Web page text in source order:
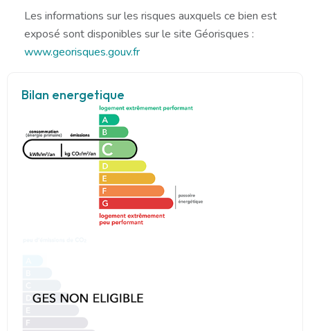
Les informations sur les risques auxquels ce bien est
exposé sont disponibles sur le site Géorisques :
www.georisques.gouv.fr
Bilan energetique